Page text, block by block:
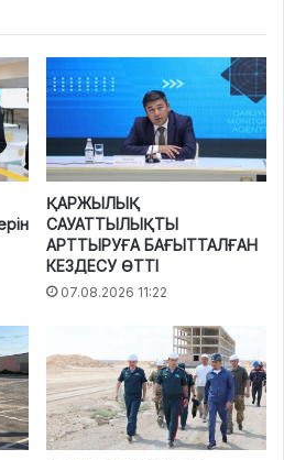
ҚАРЖЫЛЫҚ
САУАТТЫЛЫҚТЫ
АРТТЫРУҒА БАҒЫТТАЛҒАН
КЕЗДЕСУ ӨТТІ
07.08.2026 11:22